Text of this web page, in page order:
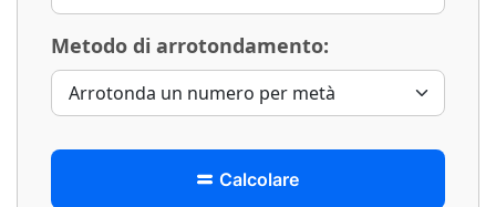
Metodo di arrotondamento:
Calcolare